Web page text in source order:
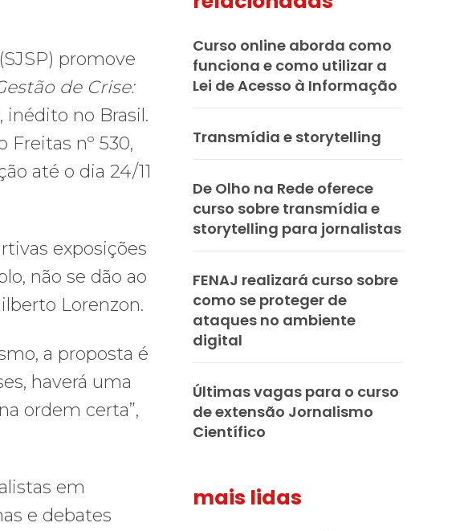
promove
de Crise:
inédito no Brasil.
Freitas nº 530,
até o dia 24/11
exposições
não se dão ao
Lorenzon.
a proposta é
haverá uma
ordem certa”,
em
e debates
Curso online aborda como
funciona e como utilizar a
Lei de Acesso à Informação
Transmídia e storytelling
De Olho na Rede oferece
curso sobre transmídia e
storytelling para jornalistas
FENAJ realizará curso sobre
como se proteger de
ataques no ambiente
digital
Últimas vagas para o curso
de extensão Jornalismo
Científico
mais lidas